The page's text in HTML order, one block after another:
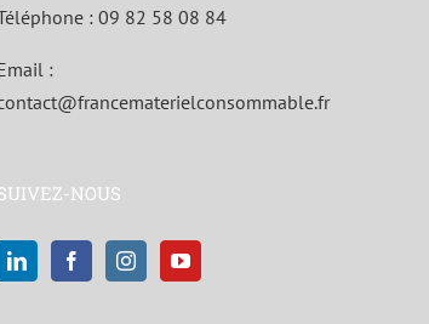
: 09 82 58 08 84
:
NOUS